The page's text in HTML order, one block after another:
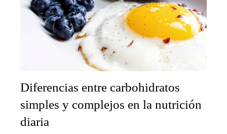
Diferencias entre carbohidratos
simples y complejos en la nutrición
diaria